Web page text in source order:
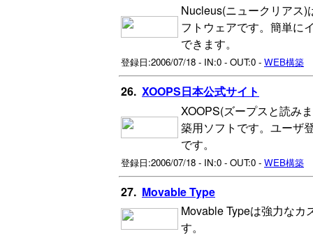
Nucleus(ニュークリアス
フトウェアです。簡単に
できます。
登録日:2006/07/18 - IN:0 - OUT:0 - WEB構築
26. XOOPS日本公式サイト
XOOPS(ズープスと読み
築用ソフトです。ユーザ
です。
登録日:2006/07/18 - IN:0 - OUT:0 - WEB構築
27. Movable Type
Movable Typeは強力なカ
す。